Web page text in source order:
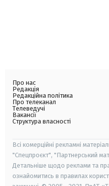
Про нас
Редакція
Редакційна політика
Про телеканал
Телеведучі
Вакансії
Структура власності
Всі комерційні рекламні
"Спецпроєкт", "Партнерський
Детальніше щодо реклами та
ознайомитись в правилах